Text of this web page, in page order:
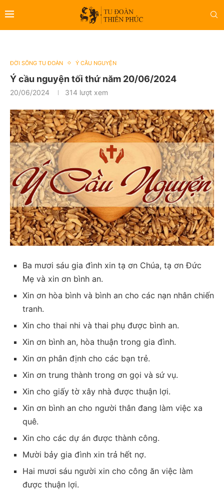
ĐỜI SỐNG TU ĐOÀN Ý CẦU NGUYỆN
Ý cầu nguyện tối thứ năm 20/06/2024
20/06/2024 314 lượt xem
Ba mươi sáu gia đình xin tạ ơn Chúa, tạ ơn Đức
Mẹ và xin ơn bình an.
Xin ơn hòa bình và bình an cho các nạn nhân chiến
tranh.
Xin cho thai nhi và thai phụ được bình an.
Xin ơn bình an, hòa thuận trong gia đình.
Xin ơn phân định cho các bạn trẻ.
Xin ơn trung thành trong ơn gọi và sứ vụ.
Xin cho giấy tờ xây nhà được thuận lợi.
Xin ơn bình an cho người thân đang làm việc xa
quê.
Xin cho các dự án được thành công.
Mười bảy gia đình xin trả hết nợ.
Hai mươi sáu người xin cho công ăn việc làm
được thuận lợi.